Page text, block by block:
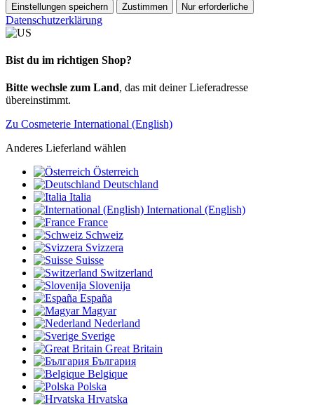
Einstellungen speichern Zustimmen Nur erforderliche
Datenschutzerklärung
Bist du im richtigen Shop?
Bitte wechsle zum Land, das mit deiner Lieferadresse
übereinstimmt.
Zu Cosmeterie International (English)
Anderes Lieferland wählen
Österreich
Deutschland
Italia
International (English)
France
Schweiz
Svizzera
Suisse
Switzerland
Slovenija
España
Magyar
Nederland
Sverige
Great Britain
България
Belgique
Polska
Hrvatska